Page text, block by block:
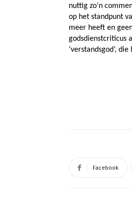
nuttig zo’n
op het standpunt
meer heeft en
godsdienstcriticus
‘verstandsgod’,
Facebook